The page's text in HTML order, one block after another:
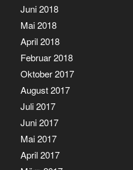
Juni 2018
Mai 2018
April 2018
Februar 2018
Oktober 2017
August 2017
Juli 2017
Juni 2017
Mai 2017
April 2017